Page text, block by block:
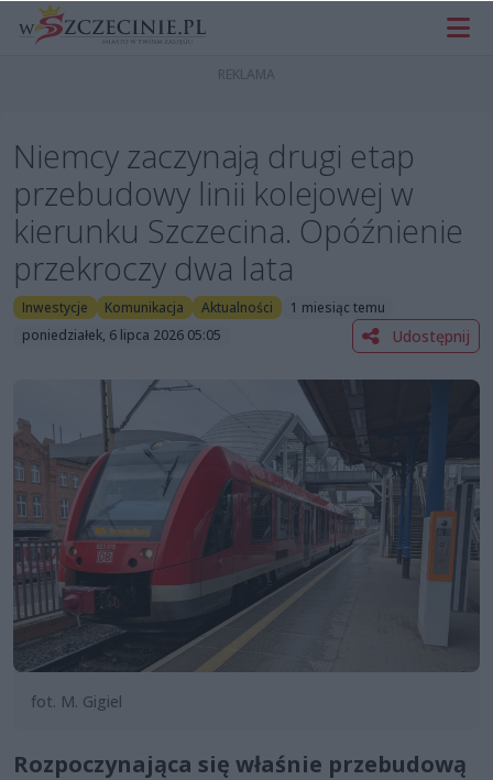
Niemcy zaczynają drugi etap
przebudowy linii kolejowej w
kierunku Szczecina. Opóźnienie
przekroczy dwa lata
Inwestycje Komunikacja Aktualności
1 miesiąc temu
poniedziałek, 6 lipca 2026 05:05
Udostępnij
fot. M. Gigiel
Rozpoczynająca się właśnie przebudową